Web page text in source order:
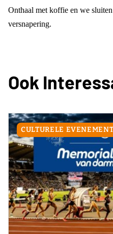
Onthaal met koffie en we
versnapering.
Ook
CULTURELE